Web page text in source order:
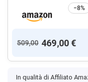
−8%
509,00 469,00 €
In qualità di Affiliato